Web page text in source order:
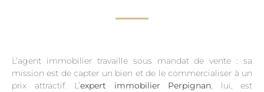
L’agent immobilier travaille sous mandat de vente : sa
mission est de capter un bien et de le commercialiser à un
prix attractif. L’expert immobilier Perpignan, lui, est